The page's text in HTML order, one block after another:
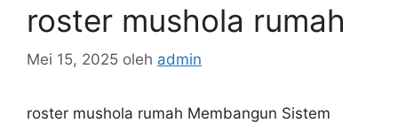
roster mushola rumah
Mei 15, 2025 oleh admin
roster mushola rumah Membangun Sistem